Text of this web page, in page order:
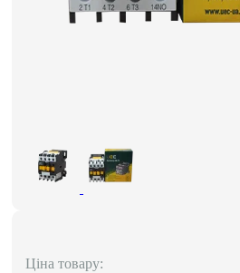
Ціна товару: